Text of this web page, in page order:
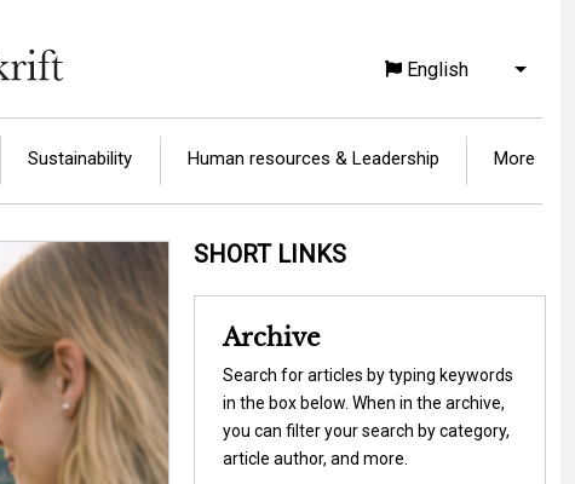
English List
Sustainability Human resources & Leadership More
SHORT LINKS
Archive
Search for articles by typing keywords
in the box below. When in the archive,
you can filter your search by category,
article author, and more.